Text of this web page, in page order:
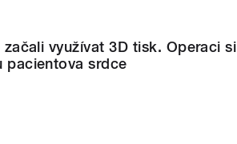
využívat 3D tisk. Operaci si
pacientova srdce